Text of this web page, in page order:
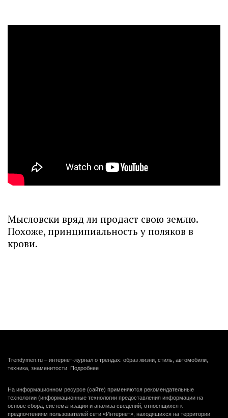
Мысловски вряд ли продаст свою землю.
Похоже, принципиальность у поляков в
крови.
Trendymen.ru – интернет-журнал о трендах: образ жизни, стиль, автомобили,
техника, знаменитости. Подробнее
На информационном ресурсе (сайте) применяются рекомендательные
технологии (информационные технологии предоставления информации на
основе сбора, систематизации и анализа сведений, относящихся к
предпочтениям пользователей сети «Интернет», находящихся на территории